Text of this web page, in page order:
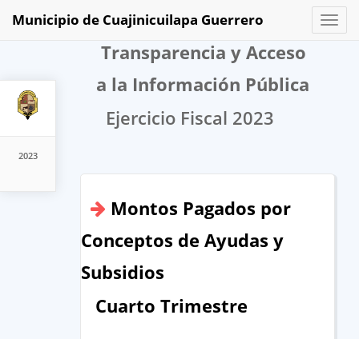
2023
Toggle
Municipio de Cuajinicuilapa Guerrero
Transparencia y Acceso
a la Información Pública
Ejercicio Fiscal 2023
Montos Pagados por
Conceptos de Ayudas y
Subsidios
Cuarto Trimestre